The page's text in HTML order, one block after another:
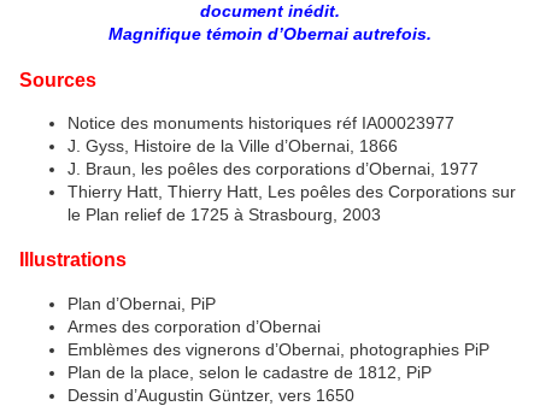
document inédit.
Magnifique témoin d’Obernai autrefois.
Sources
Notice des monuments historiques réf IA00023977
J. Gyss, Histoire de la Ville d’Obernai, 1866
J. Braun, les poêles des corporations d’Obernai, 1977
Thierry Hatt, Thierry Hatt, Les poêles des Corporations sur
le Plan relief de 1725 à Strasbourg, 2003
Illustrations
Plan d’Obernai, PiP
Armes des corporation d’Obernai
Emblèmes des vignerons d’Obernai, photographies PiP
Plan de la place, selon le cadastre de 1812, PiP
Dessin d’Augustin Güntzer, vers 1650